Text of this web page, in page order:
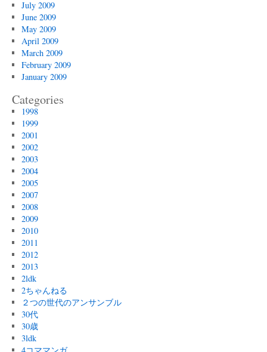
July 2009
June 2009
May 2009
April 2009
March 2009
February 2009
January 2009
Categories
1998
1999
2001
2002
2003
2004
2005
2007
2008
2009
2010
2011
2012
2013
2ldk
2ちゃんねる
２つの世代のアンサンブル
30代
30歳
3ldk